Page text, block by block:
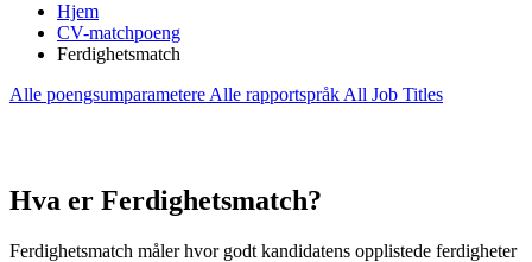
Hjem
CV-matchpoeng
Ferdighetsmatch
Alle poengsumparametere Alle rapportspråk All Job Titles
Hva er Ferdighetsmatch?
Ferdighetsmatch måler hvor godt kandidatens opplistede ferdigheter